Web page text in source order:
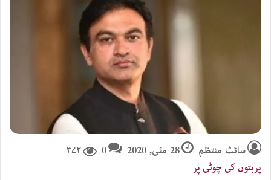
سائٹ منتظم 28 مئی, 2020 0 ۳۷۲
پربتوں کی چوٹی پر